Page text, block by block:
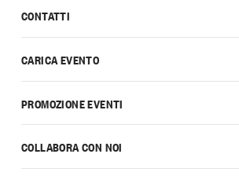
CONTATTI
CARICA EVENTO
PROMOZIONE EVENTI
COLLABORA CON NOI